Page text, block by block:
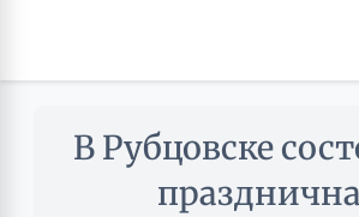
В Рубцовске